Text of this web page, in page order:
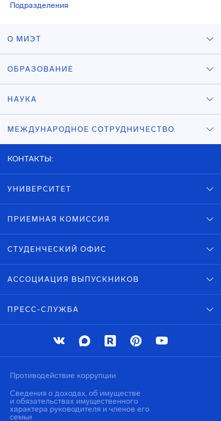
Подразделения
О МИЭТ
ОБРАЗОВАНИЕ
НАУКА
МЕЖДУНАРОДНОЕ СОТРУДНИЧЕСТВО
КОНТАКТЫ:
УНИВЕРСИТЕТ
ПРИЕМНАЯ КОМИССИЯ
СТУДЕНЧЕСКИЙ ОФИС
АССОЦИАЦИЯ ВЫПУСКНИКОВ
ПРЕСС-СЛУЖБА
Противодействие коррупции
Сведения о доходах, об имуществе
и обязательствах имущественного
характера руководителя и членов его
семьи